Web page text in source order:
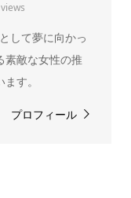
して夢に向かっ
素敵な女性の推
す。
プロフィール